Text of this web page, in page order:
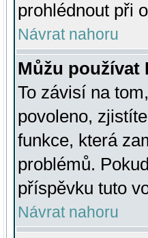
prohlédnout při
Návrat nahoru
Můžu používat
To závisí na
povoleno,
funkce, která
problémů.
příspěvku tuto
Návrat nahoru